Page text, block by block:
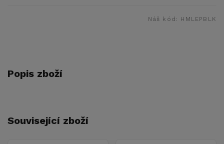
Náš kód: HMLEPBLK
Popis zboží
Související zboží